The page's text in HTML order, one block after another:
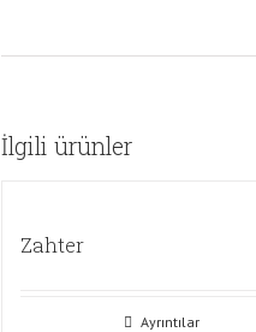
İlgili ürünler
Zahter
Ayrıntılar